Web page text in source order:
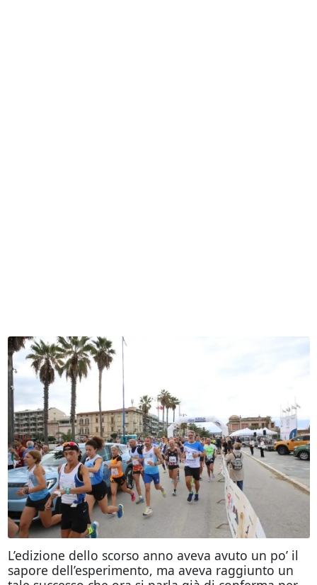
L’edizione dello scorso anno aveva avuto un po’ il
sapore dell’esperimento, ma aveva raggiunto un